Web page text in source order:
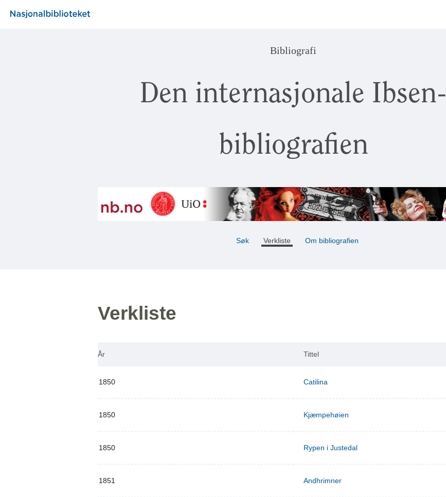
Bibliografi
Den internasjonale Ibsen-
bibliografien
Søk Verkliste Om bibliografien
Verkliste
År Tittel
1850 Catilina
1850 Kjæmpehøien
1850 Rypen i Justedal
1851 Andhrimner